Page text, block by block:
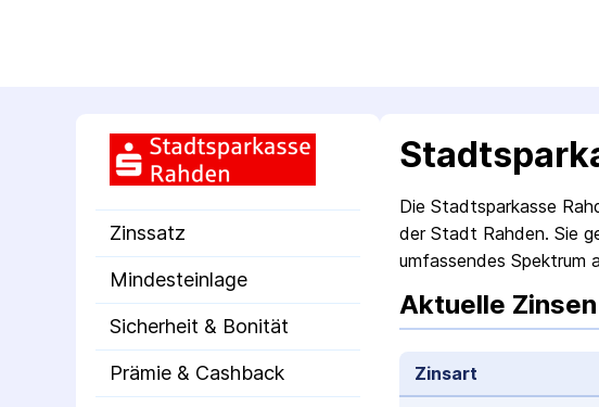
Zinssatz
Mindesteinlage
Sicherheit & Bonität
Prämie & Cashback
Die Stadtsparkasse
der Stadt Rahden. Sie
umfassendes Spektrum
Aktuelle Zinsen
Zinsart